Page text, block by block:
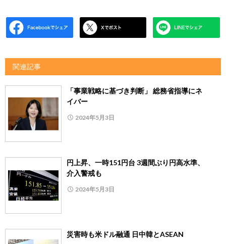
関連記事
「事業戦略に基づき判断」 総務省指導にネ
イバー
2024年5月3日
円上昇、一時151円台 3週間ぶり円高水準、
介入警戒も
2024年5月3日
災害時も米ドル融通 日中韓とASEAN